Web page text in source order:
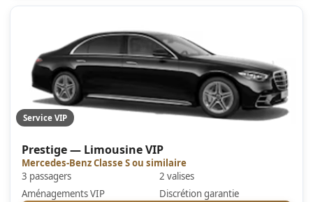
Service VIP
Prestige — Limousine VIP
Mercedes-Benz Classe S ou similaire
3 passagers
2 valises
Aménagements VIP
Discrétion garantie